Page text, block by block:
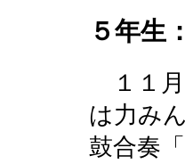
５年生
１１月
は力み
鼓合奏